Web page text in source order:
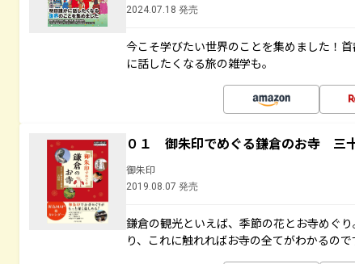
2024.07.18 発売
今こそ学びたい世界のことを集めました！
に話したくなる旅の雑学も。
０１ 御朱印でめぐる鎌倉のお寺 三
御朱印
2019.08.07 発売
鎌倉の観光といえば、季節の花とお寺めぐ
り、これに触れればお寺の全てがわかるので